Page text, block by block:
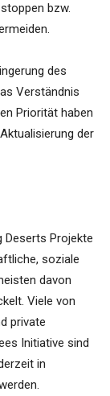
bzw.
des
Verständnis
Priorität haben
der
Deserts Projekte
soziale
davon
Viele von
private
Initiative sind
in